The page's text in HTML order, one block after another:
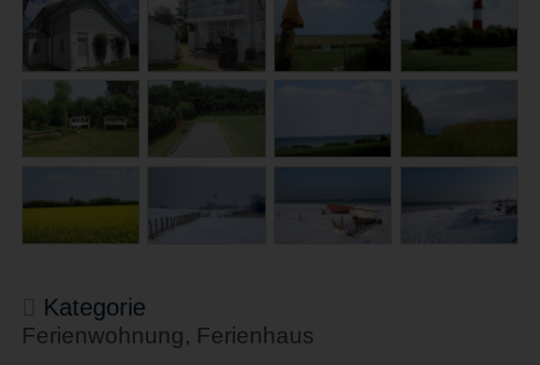
Kategorie
Ferienwohnung, Ferienhaus